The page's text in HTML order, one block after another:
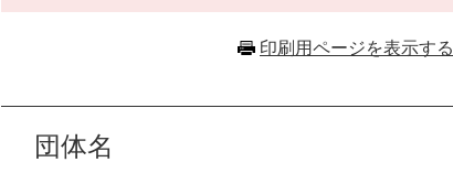
印刷用ページを表示する
団体名